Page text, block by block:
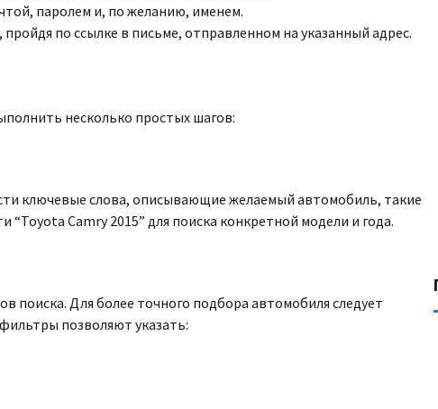
паролем и, по желанию, именем.
по ссылке в письме, отправленном на указанный адрес.
несколько простых шагов:
ключевые слова, описывающие желаемый автомобиль, такие
Camry 2015” для поиска конкретной модели и года.
поиска. Для более точного подбора автомобиля следует
позволяют указать: